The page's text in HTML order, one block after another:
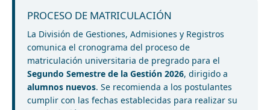
PROCESO DE MATRICULACIÓN
La División de Gestiones, Admisiones y Registros
comunica el cronograma del proceso de
matriculación universitaria de pregrado para el
Segundo Semestre de la Gestión 2026, dirigido a
alumnos nuevos. Se recomienda a los postulantes
cumplir con las fechas establecidas para realizar su